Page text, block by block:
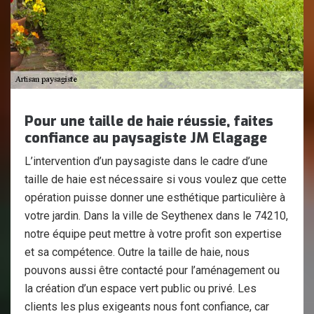
Pour une taille de haie réussie, faites
confiance au paysagiste JM Elagage
L’intervention d’un paysagiste dans le cadre d’une
taille de haie est nécessaire si vous voulez que cette
opération puisse donner une esthétique particulière à
votre jardin. Dans la ville de Seythenex dans le 74210,
notre équipe peut mettre à votre profit son expertise
et sa compétence. Outre la taille de haie, nous
pouvons aussi être contacté pour l’aménagement ou
la création d’un espace vert public ou privé. Les
clients les plus exigeants nous font confiance, car